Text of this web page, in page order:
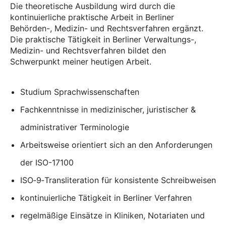
Die theoretische Ausbildung wird durch die
kontinuierliche praktische Arbeit in Berliner
Behörden-, Medizin- und Rechtsverfahren ergänzt.
Die praktische Tätigkeit in Berliner Verwaltungs-,
Medizin- und Rechtsverfahren bildet den
Schwerpunkt meiner heutigen Arbeit.
Studium Sprachwissenschaften
Fachkenntnisse in medizinischer, juristischer &
administrativer Terminologie
Arbeitsweise orientiert sich an den Anforderungen
der ISO-17100
ISO‑9‑Transliteration für konsistente Schreibweisen
kontinuierliche Tätigkeit in Berliner Verfahren
regelmäßige Einsätze in Kliniken, Notariaten und